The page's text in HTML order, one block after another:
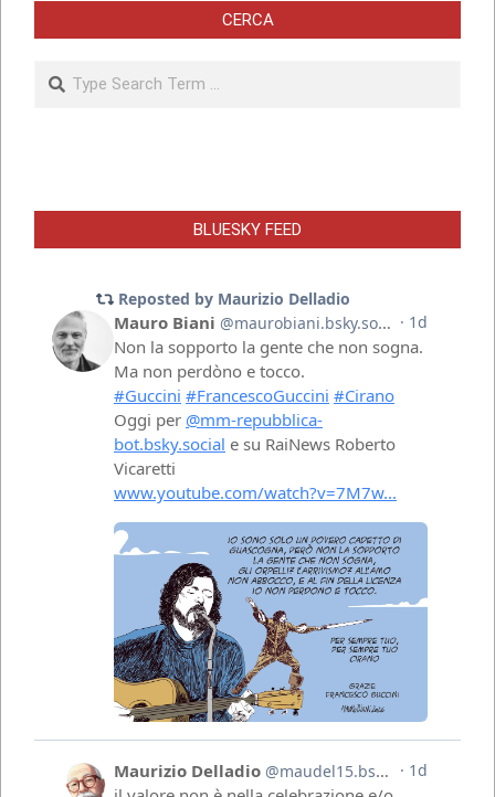
CERCA
Search
BLUESKY FEED